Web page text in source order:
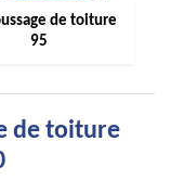
de toiture
95
de toiture